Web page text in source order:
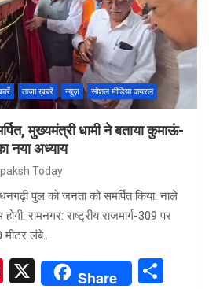
ताज़ा ख़बरें न्यूज़ सोशल मीडिया वायरल
मुख्यमंत्री धामी ने बताया कुमाऊं-
नया अध्याय
Today
पुल को जनता को समर्पित किया. नाले
रामनगर: राष्ट्रीय राजमार्ग-309 पर
मीटर लंबे…
Pi X Share